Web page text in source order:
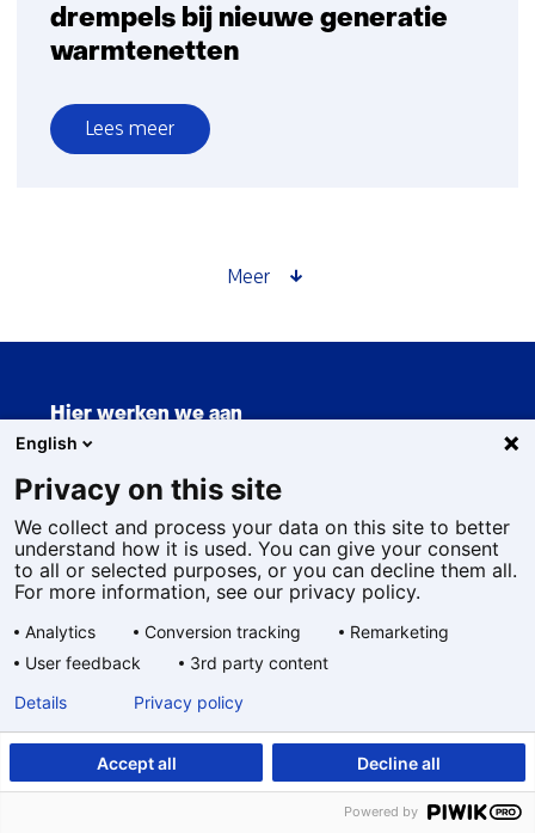
drempels bij nieuwe generatie
warmtenetten
Lees meer
over
warmtenetten
Meer
over
Hier werken we aan
Duurzaam
Gezond
Veilig
Sectoren
Werken bij
Newsroom
English
Privacy on this site
We collect and process your data on this site to better
understand how it is used. You can give your consent
to all or selected purposes, or you can decline them all.
For more information, see our privacy policy.
Analytics Conversion tracking
Remarketing
User feedback
3rd party content
Accept all Decline all
Details Privacy policy
Powered by